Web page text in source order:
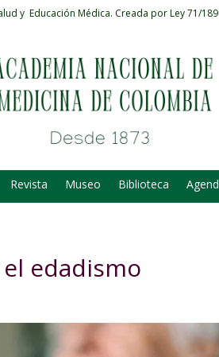
y Educación Médica. Creada por Ley 71/
Revista Museo Biblioteca
edadismo